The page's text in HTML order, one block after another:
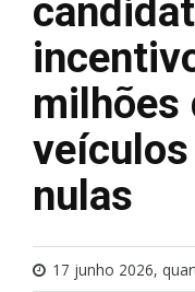
milhões
nulas
17 junho 2026,